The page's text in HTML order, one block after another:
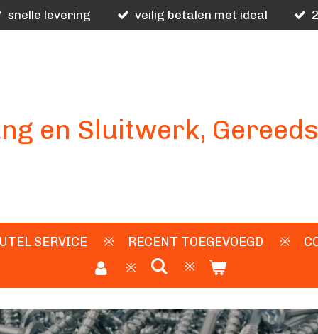
snelle levering veilig betalen met ideal
en Sluitwerk,
SERVICE RECENT TOEGEVOEGD